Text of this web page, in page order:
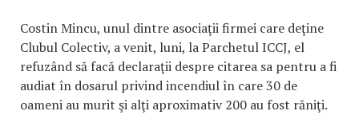
Costin Mincu, unul dintre asociaţii firmei care deţine
Clubul Colectiv, a venit, luni, la Parchetul ICCJ, el
refuzând să facă declaraţii despre citarea sa pentru a fi
audiat în dosarul privind incendiul în care 30 de
oameni au murit şi alţi aproximativ 200 au fost răniţi.